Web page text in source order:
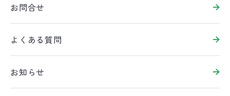
お問合せ
よくある質問
お知らせ